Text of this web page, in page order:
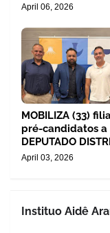
April 06, 2026
MOBILIZA (33)
pré-candidatos a
DEPUTADO
April 03, 2026
Instituo Aidê